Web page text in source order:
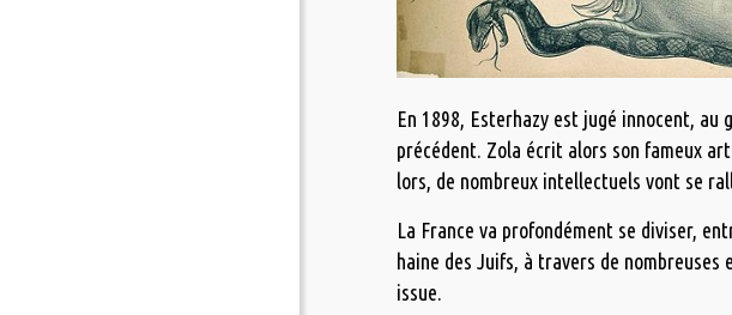
En 1898, Esterhazy est jugé innocent,
précédent. Zola écrit alors son fameux
lors, de nombreux intellectuels vont se
La France va profondément se diviser,
haine des Juifs, à travers de
issue.